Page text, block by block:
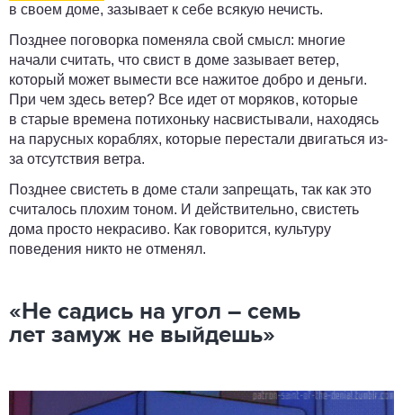
в своем доме, зазывает к себе всякую нечисть.
Позднее поговорка поменяла свой смысл: многие
начали считать, что свист в доме зазывает ветер,
который может вымести все нажитое добро и деньги.
При чем здесь ветер? Все идет от моряков, которые
в старые времена потихоньку насвистывали, находясь
на парусных кораблях, которые перестали двигаться из-
за отсутствия ветра.
Позднее свистеть в доме стали запрещать, так как это
считалось плохим тоном. И действительно, свистеть
дома просто некрасиво. Как говорится, культуру
поведения никто не отменял.
«Не садись на угол – семь
лет замуж не выйдешь»